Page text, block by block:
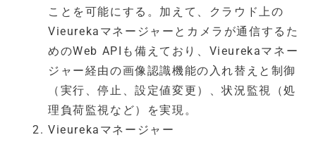
ことを可能にする。加えて、クラウド上の
Vieurekaマネージャーとカメラが通信するた
めのWeb APIも備えており、Vieurekaマネー
ジャー経由の画像認識機能の入れ替えと制御
（実行、停止、設定値変更）、状況監視（処
理負荷監視など）を実現。
Vieurekaマネージャー